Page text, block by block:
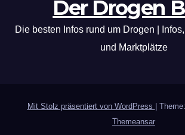
Der Drogen
Die besten Infos rund um Drogen |
und Marktplätze
Mit Stolz präsentiert von WordPress |
Themeansar